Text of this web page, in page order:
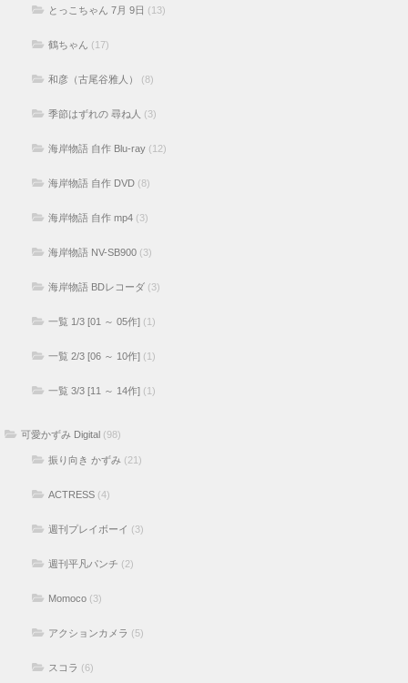
とっこちゃん 7月 9日 (13)
鶴ちゃん (17)
和彦（古尾谷雅人） (8)
季節はずれの 尋ね人 (3)
海岸物語 自作 Blu-ray (12)
海岸物語 自作 DVD (8)
海岸物語 自作 mp4 (3)
海岸物語 NV-SB900 (3)
海岸物語 BDレコーダ (3)
一覧 1/3 [01 ～ 05作] (1)
一覧 2/3 [06 ～ 10作] (1)
一覧 3/3 [11 ～ 14作] (1)
可愛かずみ Digital (98)
振り向き かずみ (21)
ACTRESS (4)
週刊プレイボーイ (3)
週刊平凡パンチ (2)
Momoco (3)
アクションカメラ (5)
スコラ (6)